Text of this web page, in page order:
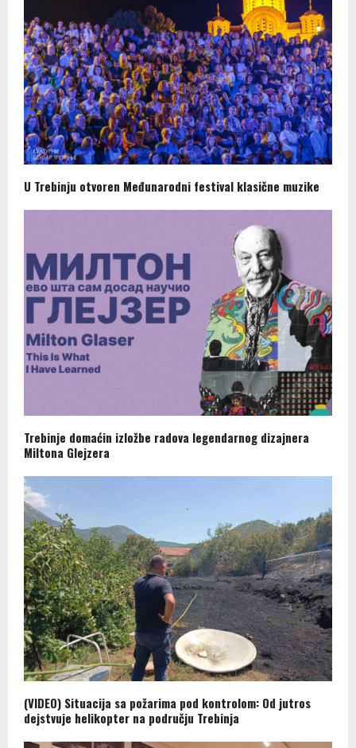
U Trebinju otvoren Međunarodni festival klasične muzike
Trebinje domaćin izložbe radova legendarnog dizajnera
Miltona Glejzera
(VIDEO) Situacija sa požarima pod kontrolom: Od jutros
dejstvuje helikopter na području Trebinja